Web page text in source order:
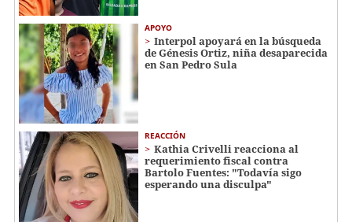
APOYO
Interpol apoyará en la búsqueda
de Génesis Ortiz, niña desaparecida
en San Pedro Sula
REACCIÓN
Kathia Crivelli reacciona al
requerimiento fiscal contra
Bartolo Fuentes: "Todavía sigo
esperando una disculpa"